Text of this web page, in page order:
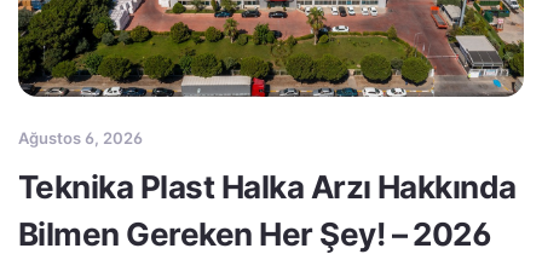
Ağustos 6, 2026
Teknika Plast Halka Arzı Hakkında
Bilmen Gereken Her Şey! – 2026